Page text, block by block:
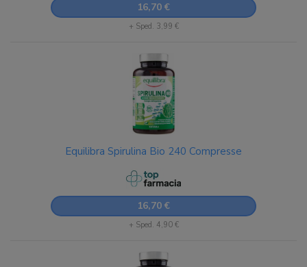
16,70 €
+ Sped. 3,99 €
Equilibra Spirulina Bio 240 Compresse
16,70 €
+ Sped. 4,90 €